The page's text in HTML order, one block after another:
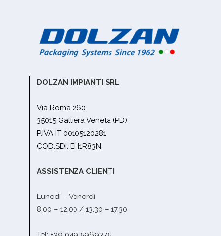
DOLZAN IMPIANTI SRL
Via Roma 260
35015 Galliera Veneta (PD)
P.IVA IT 00105120281
COD.SDI: EH1R83N
ASSISTENZA CLIENTI
Lunedì – Venerdì
8.00 – 12.00 / 13.30 – 17.30